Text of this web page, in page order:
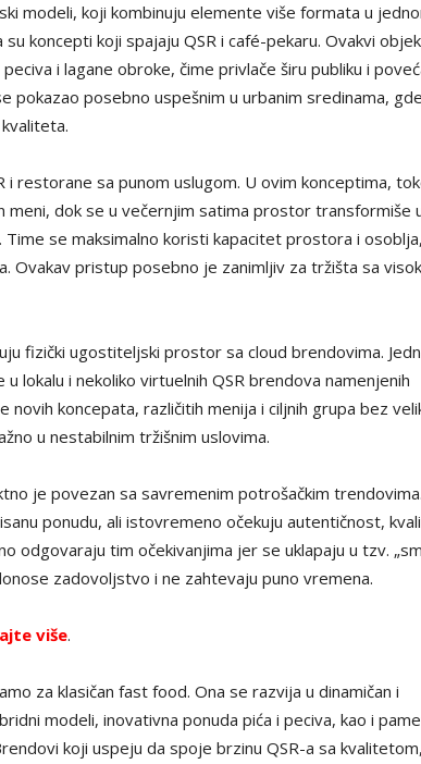
modeli, koji kombinuju elemente više formata u
koncepti koji spajaju QSR i café-pekaru. Ovakvi
i lagane obroke, čime privlače širu publiku i
pokazao posebno uspešnim u urbanim sredinama,
i restorane sa punom uslugom. U ovim konceptima,
meni, dok se u večernjim satima prostor transformiše
se maksimalno koristi kapacitet prostora i
Ovakav pristup posebno je zanimljiv za tržišta sa
fizički ugostiteljski prostor sa cloud brendovima.
lokalu i nekoliko virtuelnih QSR brendova namenjenih
koncepata, različitih menija i ciljnih grupa bez
u nestabilnim tržišnim uslovima.
je povezan sa savremenim potrošačkim
ponudu, ali istovremeno očekuju autentičnost,
odgovaraju tim očekivanjima jer se uklapaju u tzv.
zadovoljstvo i ne zahtevaju puno vremena.
više.
za klasičan fast food. Ona se razvija u dinamičan i
modeli, inovativna ponuda pića i peciva, kao i
koji uspeju da spoje brzinu QSR-a sa kvalitetom,